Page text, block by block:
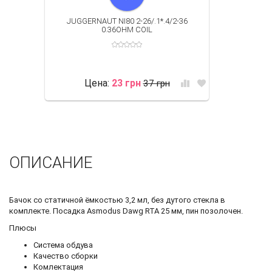
JUGGERNAUT NI80 2-26/.1*.4/2-36
0.36OHM COIL
Цена: 23 грн 37 грн
ОПИСАНИЕ
Бачок со статичной ёмкостью 3,2 мл, без дутого стекла в
комплекте. Посадка Asmodus Dawg RTA 25 мм, пин позолочен.
Плюсы
Система обдува
Качество сборки
Комлектация